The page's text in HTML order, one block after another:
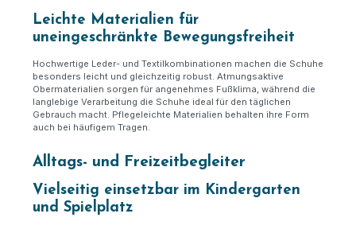
Leichte Materialien für
uneingeschränkte Bewegungsfreiheit
Hochwertige Leder- und Textilkombinationen machen die Schuhe
besonders leicht und gleichzeitig robust. Atmungsaktive
Obermaterialien sorgen für angenehmes Fußklima, während die
langlebige Verarbeitung die Schuhe ideal für den täglichen
Gebrauch macht. Pflegeleichte Materialien behalten ihre Form
auch bei häufigem Tragen.
Alltags- und Freizeitbegleiter
Vielseitig einsetzbar im Kindergarten
und Spielplatz